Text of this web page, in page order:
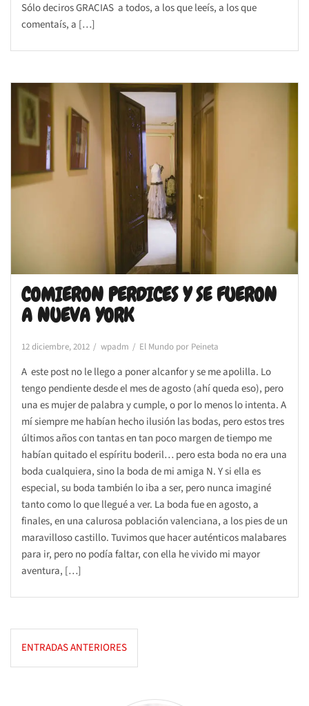
Sólo deciros GRACIAS a todos, a los que leeís, a los que
comentaís, a […]
COMIERON PERDICES Y SE FUERON
A NUEVA YORK
12 diciembre, 2012 wpadm El Mundo por Peineta
A este post no le llego a poner alcanfor y se me apolilla. Lo
tengo pendiente desde el mes de agosto (ahí queda eso), pero
una es mujer de palabra y cumple, o por lo menos lo intenta. A
mí siempre me habían hecho ilusión las bodas, pero estos tres
últimos años con tantas en tan poco margen de tiempo me
habían quitado el espíritu boderil… pero esta boda no era una
boda cualquiera, sino la boda de mi amiga N. Y si ella es
especial, su boda también lo iba a ser, pero nunca imaginé
tanto como lo que llegué a ver. La boda fue en agosto, a
finales, en una calurosa población valenciana, a los pies de un
maravilloso castillo. Tuvimos que hacer auténticos malabares
para ir, pero no podía faltar, con ella he vivido mi mayor
aventura, […]
Navegación
de
ENTRADAS ANTERIORES